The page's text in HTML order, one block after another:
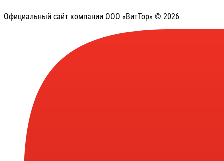
Официальный сайт компании ООО «ВитТор» © 2026